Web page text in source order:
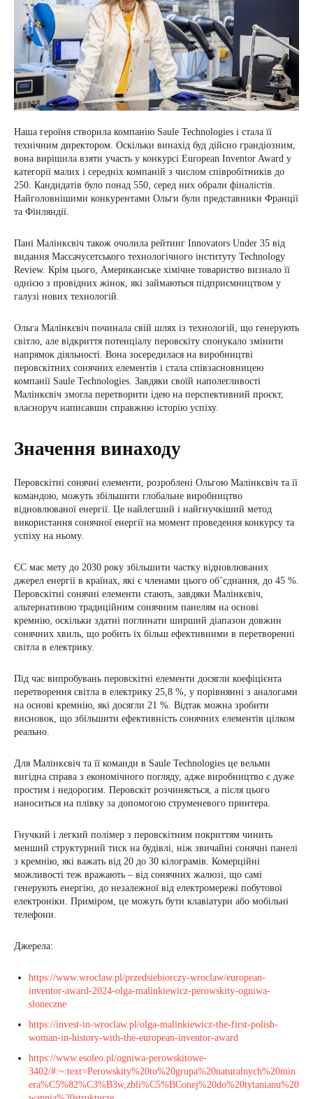
Наша героїня створила компанію Saule Technologies і стала її
технічним директором. Оскільки винахід буд дійсно грандіозним,
вона вирішила взяти участь у конкурсі European Inventor Award у
категорії малих і середніх компаній з числом співробітників до
250. Кандидатів було понад 550, серед них обрали фіналістів.
Найголовнішими конкурентами Ольги були представники Франції
та Фінляндії.
Пані Малінкєвіч також очолила рейтинг Innovators Under 35 від
видання Массачусетського технологічного інституту Technology
Review. Крім цього, Американське хімічне товариство визнало її
однією з провідних жінок, які займаються підприємництвом у
галузі нових технологій.
Ольга Малінкєвіч починала свій шлях із технологій, що генерують
світло, але відкриття потенціалу перовскіту спонукало змінити
напрямок діяльності. Вона зосередилася на виробництві
перовскітних сонячних елементів і стала співзасновницею
компанії Saule Technologies. Завдяки своїй наполегливості
Малінкєвіч змогла перетворити ідею на перспективний проєкт,
власноруч написавши справжню історію успіху.
Значення винаходу
Перовскітні сонячні елементи, розроблені Ольгою Малінкєвіч та її
командою, можуть збільшити глобальне виробництво
відновлюваної енергії. Це найлегший і найгнучкіший метод
використання сонячної енергії на момент проведення конкурсу та
успіху на ньому.
ЄС має мету до 2030 року збільшити частку відновлюваних
джерел енергії в країнах, які є членами цього об’єднання, до 45 %.
Перовскітні сонячні елементи стають, завдяки Малінкєвіч,
альтернативою традиційним сонячним панелям на основі
кремнію, оскільки здатні поглинати ширший діапазон довжин
сонячних хвиль, що робить їх більш ефективними в перетворенні
світла в електрику.
Під час випробувань перовскітні елементи досягли коефіцієнта
перетворення світла в електрику 25,8 %, у порівнянні з аналогами
на основі кремнію, які досягли 21 %. Відтак можна зробити
висновок, що збільшити ефективність сонячних елементів цілком
реально.
Для Малінкєвіч та її команди в Saule Technologies це вельми
вигідна справа з економічного погляду, адже виробництво є дуже
простим і недорогим. Перовскіт розчиняється, а після цього
наноситься на плівку за допомогою струменевого принтера.
Гнучкий і легкий полімер з перовскітним покриттям чинить
менший структурний тиск на будівлі, ніж звичайні сонячні панелі
з кремнію, які важать від 20 до 30 кілограмів. Комерційні
можливості теж вражають – від сонячних жалюзі, що самі
генерують енергію, до незалежної від електромережі побутової
електроніки. Приміром, це можуть бути клавіатури або мобільні
телефони.
Джерела:
https://www.wroclaw.pl/przedsiebiorczy-wroclaw/european-
inventor-award-2024-olga-malinkiewicz-perowskity-ogniwa-
sloneczne
https://invest-in-wroclaw.pl/olga-malinkiewicz-the-first-polish-
woman-in-history-with-the-european-inventor-award
https://www.esoleo.pl/ogniwa-perowskitowe-
3402/#:~:text=Perowskity%20to%20grupa%20naturalnych%20min
era%C5%82%C3%B3w,zbli%C5%BConej%20do%20tytanianu%20